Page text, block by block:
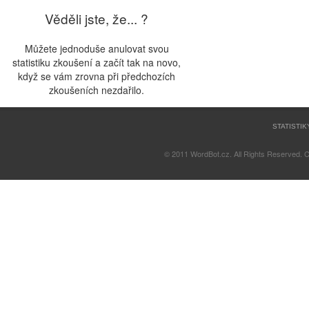
Věděli jste, že... ?
Můžete jednoduše anulovat svou
statistiku zkoušení a začít tak na novo,
když se vám zrovna při předchozích
zkoušeních nezdařilo.
© 2011 WordBot.cz. All Rights Reserved.